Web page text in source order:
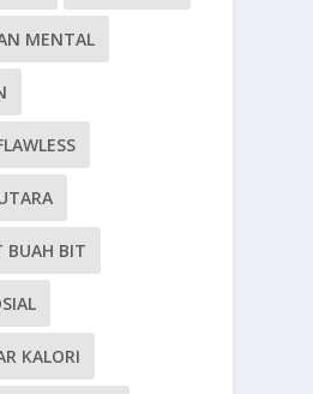
MENTAL
BUAH BIT
KALORI